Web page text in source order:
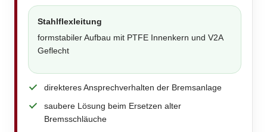
Stahlflexleitung
formstabiler Aufbau mit PTFE Innenkern und V2A
Geflecht
direkteres Ansprechverhalten der Bremsanlage
saubere Lösung beim Ersetzen alter
Bremsschläuche